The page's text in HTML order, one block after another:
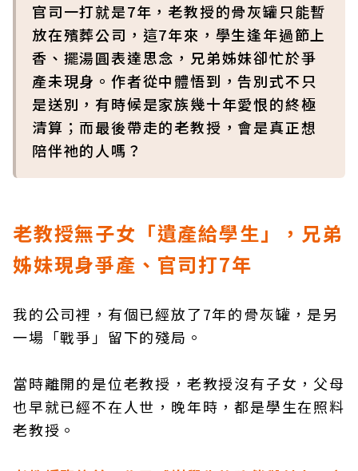
官司一打就是7年，老教授的骨灰罐只能暫
放在殯葬公司，這7年來，學生逢年過節上
香、擺湯圓表達思念，兄弟姊妹卻忙於爭
產未現身。作者從中體悟到，告別式不只
是送別，有時候是家族幾十年愛恨的終極
清算；而最後帶走的老教授，會是真正想
陪伴祂的人嗎？
老教授無子女「遺產給學生」，兄弟
姊妹現身爭產、官司打7年
我的公司裡，有個已經放了7年的骨灰罐，是另
一場「戰爭」留下的殘局。
當時離開的是位老教授，老教授沒有子女，父母
也早就已經不在人世，晚年時，都是學生在照料
老教授。